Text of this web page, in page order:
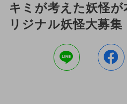
キミが考えた妖怪
リジナル妖怪大募集